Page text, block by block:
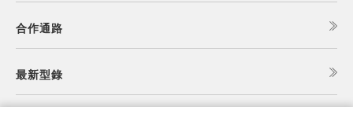
合作通路
最新型錄